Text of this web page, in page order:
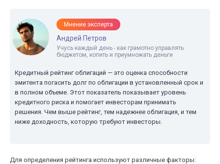
Мнение эксперта
Андрей Петров
Учусь каждый день - как грамотно управлять
бюджетом, копить и приумножать деньги
Кредитный рейтинг облигаций — это оценка способности
эмитента погасить долг по облигации в установленный срок и
в полном объеме. Этот показатель показывает уровень
кредитного риска и помогает инвесторам принимать
решения. Чем выше рейтинг, тем надежнее облигация, и тем
ниже доходность, которую требуют инвесторы.
Для определения рейтинга используют различные факторы: